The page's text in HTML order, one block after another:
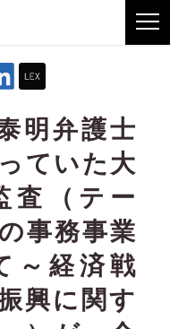
明弁護士
ていた大
査（テー
事務事業
～経済戦
興に関す